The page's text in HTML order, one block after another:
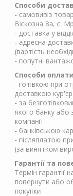
Способи
- самовивіз
Віскозна 8а, с.
- доставка у
- адресна
(вартість
- попутні
Способи
- готівкою при
доставкою
- за
якого банку або
компанії
- банківською
- післяплатою
(за винятком
Гарантії та
Термін гарантії
повернути або
покупки